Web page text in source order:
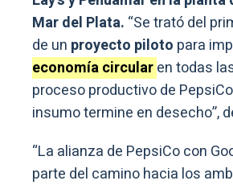
Mar del Plata. “Se trató del
de un proyecto piloto para
economía circularen todas
proceso productivo de
insumo termine en desecho”,
“La alianza de PepsiCo con
parte del camino hacia los